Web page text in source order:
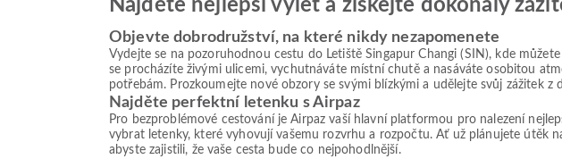
Najděte nejlepší výlet a získejte dokonalý
Objevte dobrodružství, na které nikdy nezapomenete
Vydejte se na pozoruhodnou cestu do Letiště Singapur Changi (SIN), kde
se procházíte živými ulicemi, vychutnáváte místní chutě a nasáváte osobitou
potřebám. Prozkoumejte nové obzory se svými blízkými a udělejte svůj zážitek z
Najděte perfektní letenku s Airpaz
Pro bezproblémové cestování je Airpaz vaší hlavní platformou pro nalezení
vybrat letenky, které vyhovují vašemu rozvrhu a rozpočtu. Ať už plánujete útěk
abyste zajistili, že vaše cesta bude co nejpohodlnější.